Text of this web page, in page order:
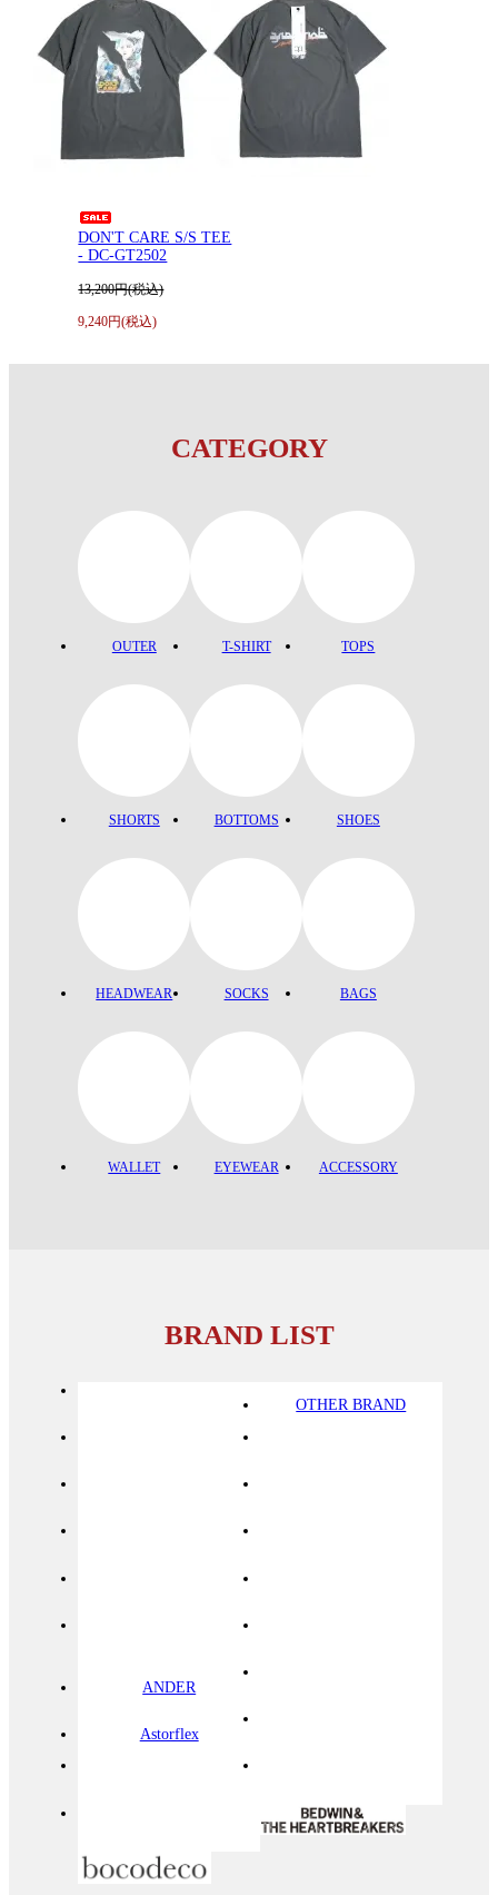
DON'T CARE S/S TEE
- DC-GT2502
13,200円(税込)
9,240円(税込)
CATEGORY
OUTER T-SHIRT TOPS
SHORTS BOTTOMS SHOES
HEADWEAR SOCKS BAGS
WALLET EYEWEAR ACCESSORY
BRAND LIST
OTHER BRAND
ANDER
Astorflex